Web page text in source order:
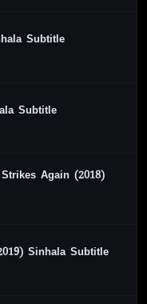
Subtitle
Subtitle
Again (2018)
Sinhala Subtitle